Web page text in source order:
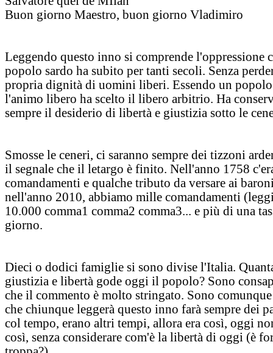
Buon giorno Maestro, buon giorno Vladimiro
Leggendo questo inno si comprende l'oppressione
popolo sardo ha subito per tanti secoli. Senza
propria dignità di uomini liberi. Essendo un
l'animo libero ha scelto il libero arbitrio. Ha
sempre il desiderio di libertà e giustizia sotto le
Smosse le ceneri, ci saranno sempre dei tizzoni
il segnale che il letargo è finito. Nell'anno 1758
comandamenti e qualche tributo da versare ai
nell'anno 2010, abbiamo mille comandamenti
10.000 comma1 comma2 comma3... e più di una
giorno.
Dieci o dodici famiglie si sono divise l'Italia.
giustizia e libertà gode oggi il popolo? Sono
che il commento è molto stringato. Sono
che chiunque leggerà questo inno farà sempre dei
col tempo, erano altri tempi, allora era così, oggi
così, senza considerare com'è la libertà di oggi (è